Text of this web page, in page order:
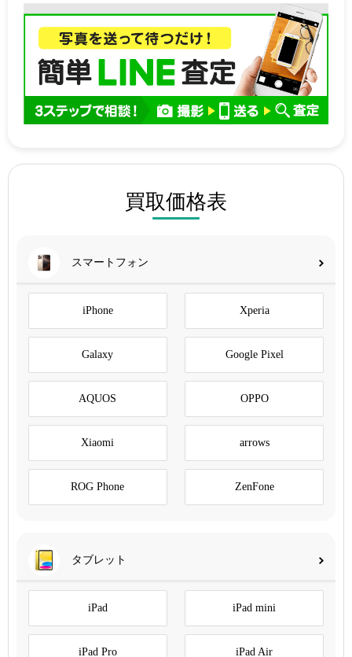
買取価格表
スマートフォン
iPhone Xperia
Galaxy Google Pixel
AQUOS OPPO
Xiaomi arrows
ROG Phone ZenFone
タブレット
iPad iPad mini
iPad Pro iPad Air